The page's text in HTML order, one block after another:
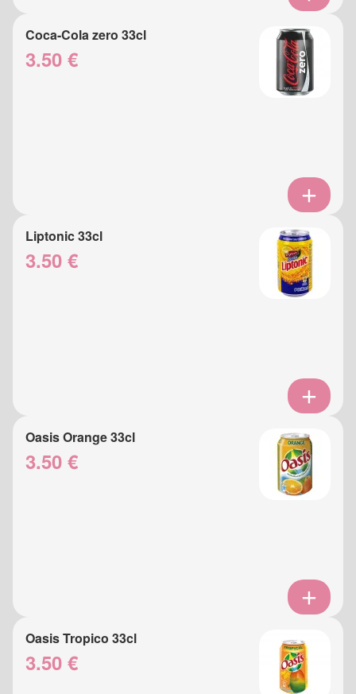
Coca-Cola zero 33cl
3.50 €
Liptonic 33cl
3.50 €
Oasis Orange 33cl
3.50 €
Oasis Tropico 33cl
3.50 €